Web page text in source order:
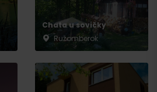
Chata u sovičky
Ružomberok